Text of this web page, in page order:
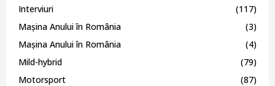
Interviuri
(117)
Mașina Anului în România
(3)
Mașina Anului în România
(4)
Mild-hybrid
(79)
Motorsport
(87)